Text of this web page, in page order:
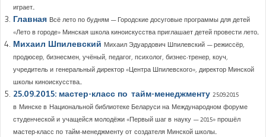
играет...
Главная Всё лето по будням — Городские досуговые программы для детей
«Лето в городе» Минская школа киноискусства приглашает детей провести лето...
Михаил Шпилевский Михаил Эдуардович Шпилевский — режиссёр,
продюсер, бизнесмен, учёный, педагог, психолог, бизнес-тренер, коуч,
учредитель и генеральный директор «Центра Шпилевского», директор Минской
школы киноискусства....
25.09.2015: мастер-класс по тайм-менеджменту 25.09.2015
в Минске в Национальной библиотеке Беларуси на Международном форуме
студенческой и учащейся молодёжи «Первый шаг в науку — 2015» прошёл
мастер-класс по тайм-менеджменту от создателя Минской школы...